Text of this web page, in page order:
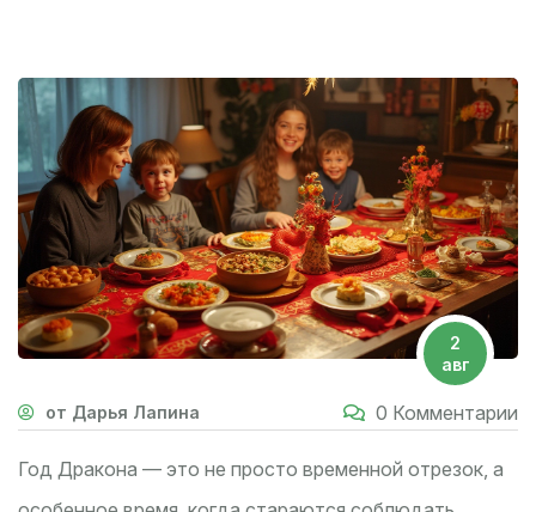
2
авг
от Дарья Лапина 0 Комментарии
Год Дракона — это не просто временной отрезок, а